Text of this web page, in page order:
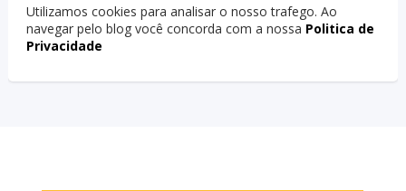
Utilizamos cookies para analisar o nosso trafego. Ao
navegar pelo blog você concorda com a nossa Politica de
Privacidade